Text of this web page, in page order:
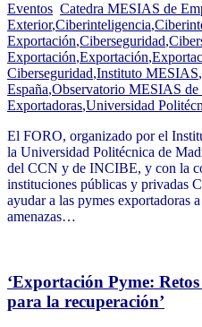
Eventos Catedra MESIAS de
Exterior,Ciberinteligencia,
Exportación,Ciberseguridad,
Exportación,Exportación,
Ciberseguridad,Instituto MESIAS,
España,Observatorio MESIAS de
Exportadoras,Universidad
El FORO, organizado por el
la Universidad Politécnica de
del CCN y de INCIBE, y con la
instituciones públicas y privadas
ayudar a las pymes exportadoras
amenazas…
‘Exportación Pyme:
para la recuperación’